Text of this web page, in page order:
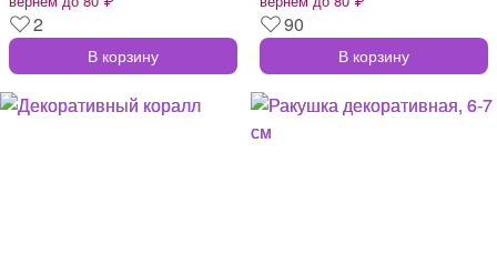
2
В корзину
90
В корзину